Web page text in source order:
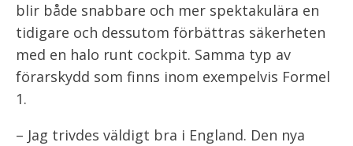
blir både snabbare och mer spektakulära en
tidigare och dessutom förbättras säkerheten
med en halo runt cockpit. Samma typ av
förarskydd som finns inom exempelvis Formel
1.
– Jag trivdes väldigt bra i England. Den nya